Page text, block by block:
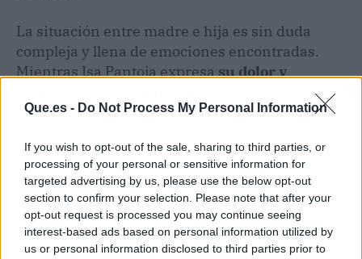
Que.es - Do Not Process My Personal Information
If you wish to opt-out of the sale, sharing to third parties, or
processing of your personal or sensitive information for
targeted advertising by us, please use the below opt-out
section to confirm your selection. Please note that after your
opt-out request is processed you may continue seeing
interest-based ads based on personal information utilized by
us or personal information disclosed to third parties prior to
La situación entre madre e hija es sin duda
compleja y llena de emociones encontradas.
Mientras Isa Pantoja expresasu dolor y
parece mantener
una imagen de felicidad que su propia hija
detrás de esa sonrisa en los escenarios, se
esconda una realidad más dolorosa y solitaria?
Solo el tiempo y una eventual reconciliación
podrán revelar la verdadera situación
emocional de esta icónica figura de la música
española.